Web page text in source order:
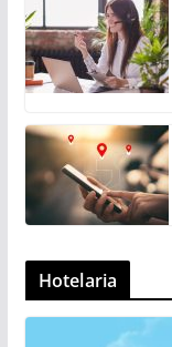
Hotelaria